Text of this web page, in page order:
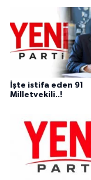
İşte istifa eden 91
Milletvekili..!